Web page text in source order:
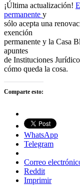
¡Última actualización!
permanente y
sólo acepta una
exención
permanente y la Casa
apuntes
de Instituciones
cómo queda la cosa.
Comparte esto:
WhatsApp
Telegram
Correo
Reddit
Imprimir